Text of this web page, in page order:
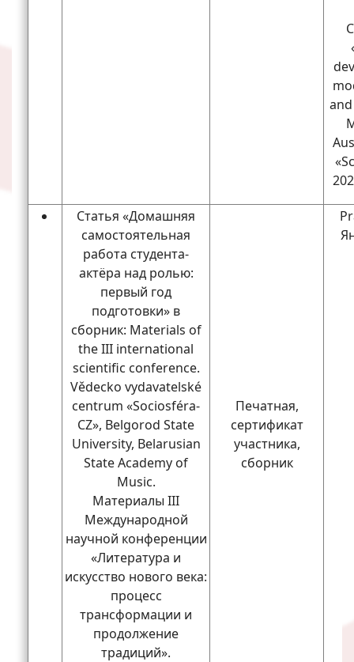
Статья «Домашняя
самостоятельная
работа студента-
актёра над ролью:
первый год
подготовки» в
сборник: Materials of
the III international
scientific conference.
Vědecko vydavatelské
centrum «Sociosféra-
CZ», Belgorod State
University, Belarusian
State Academy of
Music.
Материалы III
Международной
научной конференции
«Литература и
искусство нового века:
процесс
трансформации и
продолжение
традиций».
Печатная,
сертификат
участника,
сборник